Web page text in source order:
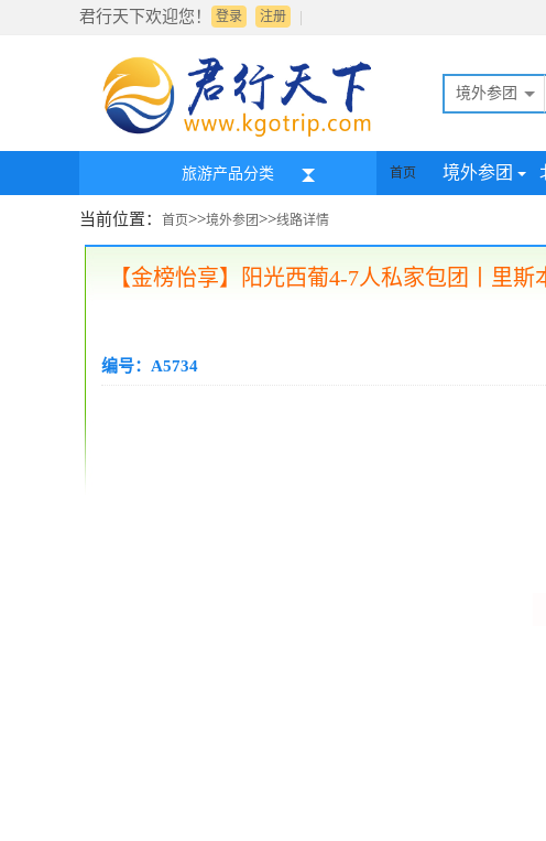
君行天下欢迎您！ 登录 |
注册
境外参团
旅游产品分类 首页 境外参团
当前位置： 首页>>境外参团>>线路详情
【金榜怡享】阳光西葡4-7人私家包团丨里
编号：A5734